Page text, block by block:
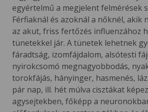
egyértelmű a megjelent felmérések
Férfiaknál és azoknál a nőknél, akik
az akut, friss fertőzés influenzához
tünetekkel jár. A tünetek lehetnek
fáradtság, izomfájdalom, alsótesti
nyirokcsomó megnagyobbodás,
torokfájás, hányinger, hasmenés,
pár nap, ill. hét múlva cisztákat
agysejtekben, főképp a